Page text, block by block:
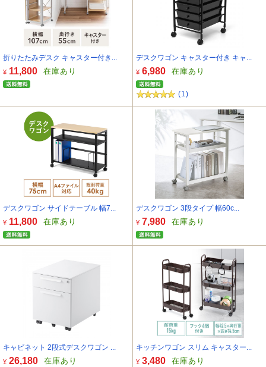
折りたたみデスク キャスター付き...
¥ 11,800 在庫あり
デスクワゴン キャスター付き キャ...
¥ 6,980 在庫あり
(1)
デスクワゴン サイドテーブル 幅7...
¥ 11,800 在庫あり
デスクワゴン 3段タイプ 幅60c...
¥ 7,980 在庫あり
キャビネット 2段式デスクワゴン ...
¥ 26,180 在庫あり
キッチンワゴン スリム キャスター...
¥ 3,480 在庫あり